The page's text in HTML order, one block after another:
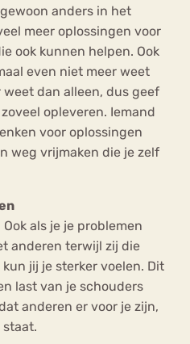
anders in het
meer oplossingen voor
ook kunnen helpen. Ook
even niet meer weet
dan alleen, dus geef
opleveren. Iemand
voor oplossingen
weg vrijmaken die je zelf
als je je problemen
anderen terwijl zij die
jij je sterker voelen. Dit
last van je schouders
anderen er voor je zijn,
staat.